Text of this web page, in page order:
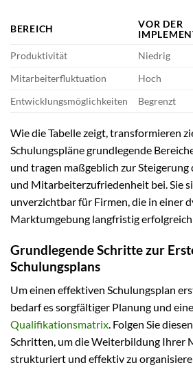
BEREICH
VOR DER
Produktivität
Niedrig
Mitarbeiterfluktuation
Hoch
Entwicklungsmöglichkeiten
Begrenzt
Wie die Tabelle zeigt, transformieren
Schulungspläne grundlegende
und tragen maßgeblich zur
und Mitarbeiterzufriedenheit bei. Sie
unverzichtbar für Firmen, die in einer
Marktumgebung langfristig
Grundlegende Schritte zur
Schulungsplans
Um einen effektiven Schulungsplan
bedarf es sorgfältiger Planung und
Qualifikationsmatrix. Folgen Sie
Schritten, um die Weiterbildung Ihrer
strukturiert und effektiv zu